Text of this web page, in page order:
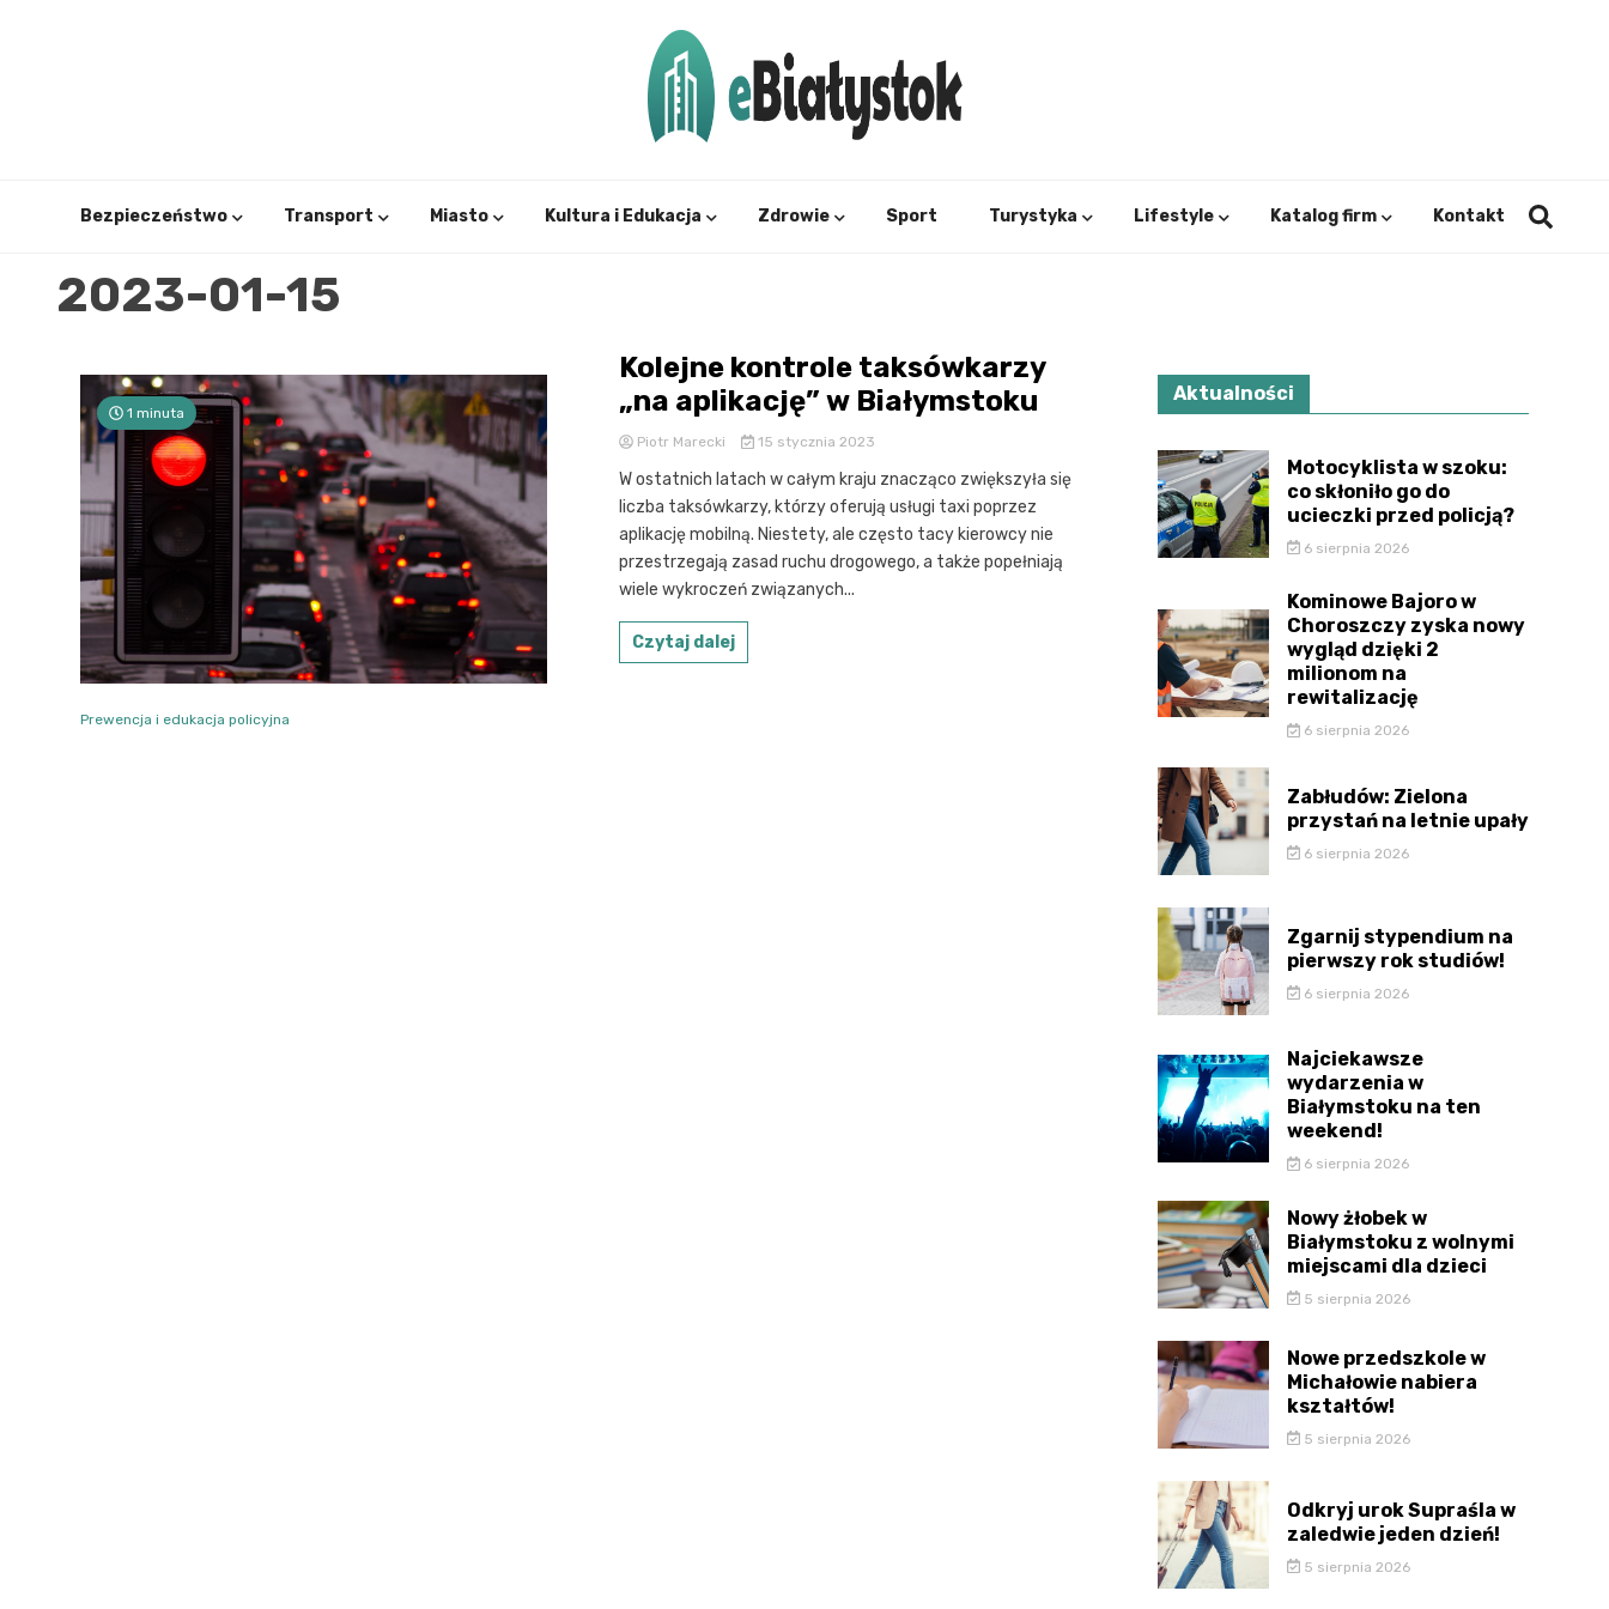
Bezpieczeństwo Transport Miasto Kultura i Edukacja Zdrowie Sport Turystyka Lifestyle Katalog firm Kontakt
2023-01-15
1 minuta
Prewencja i edukacja policyjna
Kolejne kontrole taksówkarzy
„na aplikację” w Białymstoku
Piotr Marecki 15 stycznia 2023
W ostatnich latach w całym kraju znacząco zwiększyła się
liczba taksówkarzy, którzy oferują usługi taxi poprzez
aplikację mobilną. Niestety, ale często tacy kierowcy nie
przestrzegają zasad ruchu drogowego, a także popełniają
wiele wykroczeń związanych...
Czytaj dalej
Aktualności
Motocyklista w szoku:
co skłoniło go do
ucieczki przed policją?
6 sierpnia 2026
Kominowe Bajoro w
Choroszczy zyska nowy
wygląd dzięki 2
milionom na
rewitalizację
6 sierpnia 2026
Zabłudów: Zielona
przystań na letnie upały
6 sierpnia 2026
Zgarnij stypendium na
pierwszy rok studiów!
6 sierpnia 2026
Najciekawsze
wydarzenia w
Białymstoku na ten
weekend!
6 sierpnia 2026
Nowy żłobek w
Białymstoku z wolnymi
miejscami dla dzieci
5 sierpnia 2026
Nowe przedszkole w
Michałowie nabiera
kształtów!
5 sierpnia 2026
Odkryj urok Supraśla w
zaledwie jeden dzień!
5 sierpnia 2026